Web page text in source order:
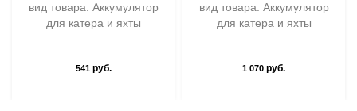
вид товара: Аккумулятор
для катера и яхты
541руб.
вид товара: Аккумулятор
для катера и яхты
1 070 руб.